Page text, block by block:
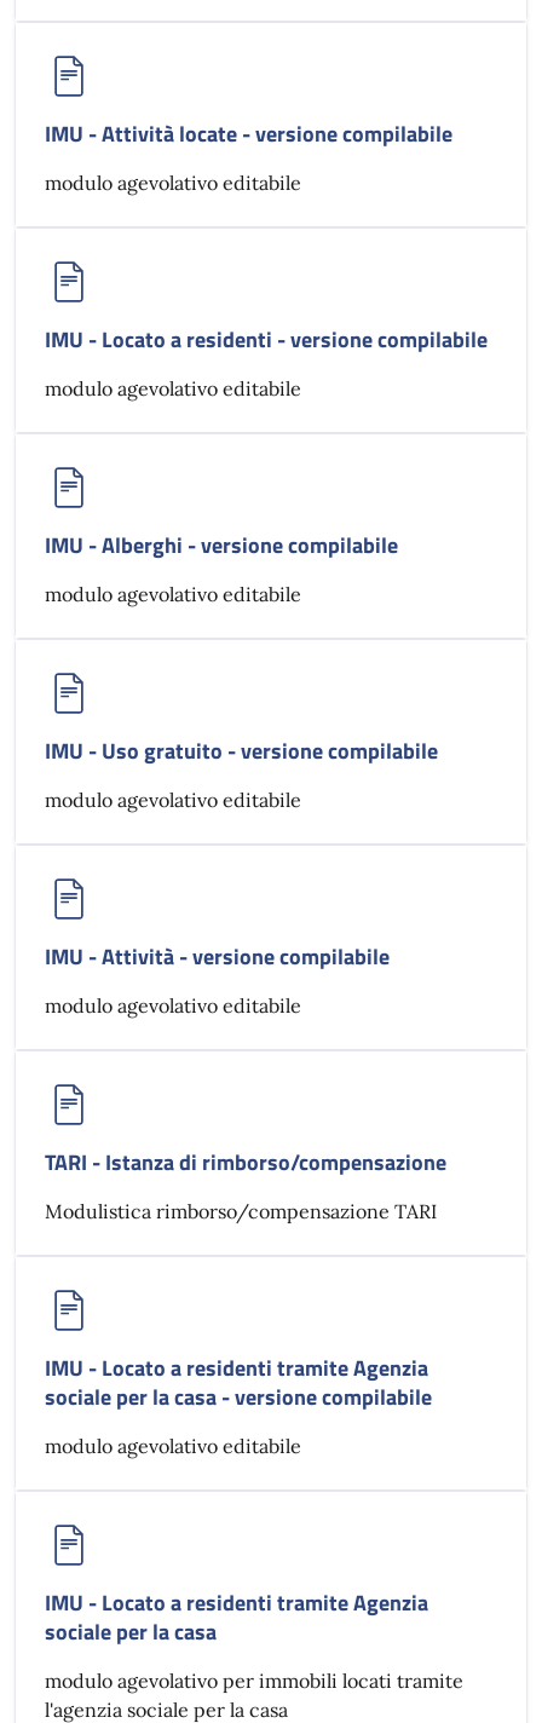
IMU - Attività locate - versione compilabile
modulo agevolativo editabile
IMU - Locato a residenti - versione compilabile
modulo agevolativo editabile
IMU - Alberghi - versione compilabile
modulo agevolativo editabile
IMU - Uso gratuito - versione compilabile
modulo agevolativo editabile
IMU - Attività - versione compilabile
modulo agevolativo editabile
TARI - Istanza di rimborso/compensazione
Modulistica rimborso/compensazione TARI
IMU - Locato a residenti tramite Agenzia
sociale per la casa - versione compilabile
modulo agevolativo editabile
IMU - Locato a residenti tramite Agenzia
sociale per la casa
modulo agevolativo per immobili locati tramite
l'agenzia sociale per la casa